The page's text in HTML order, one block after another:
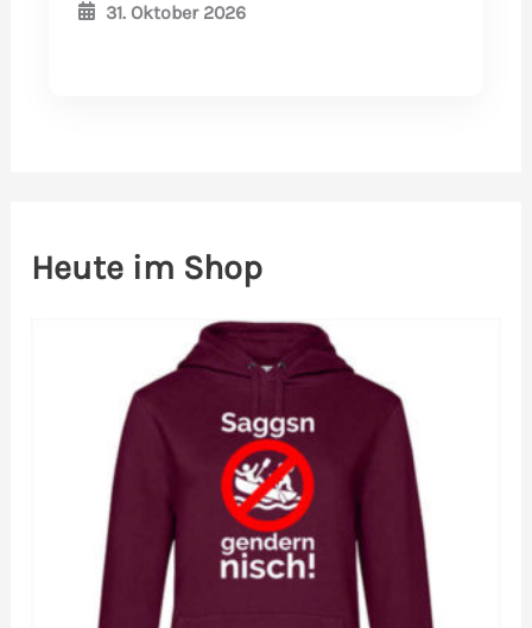
31. Oktober 2026
Heute im Shop